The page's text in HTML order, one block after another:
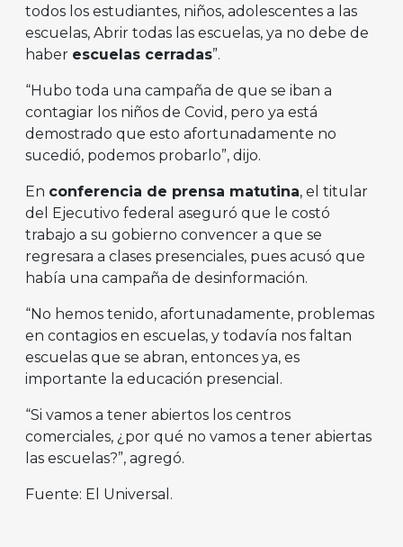
todos los estudiantes, niños, adolescentes a las
escuelas, Abrir todas las escuelas, ya no debe de
haber escuelas cerradas”.
“Hubo toda una campaña de que se iban a
contagiar los niños de Covid, pero ya está
demostrado que esto afortunadamente no
sucedió, podemos probarlo”, dijo.
En conferencia de prensa matutina, el titular
del Ejecutivo federal aseguró que le costó
trabajo a su gobierno convencer a que se
regresara a clases presenciales, pues acusó que
había una campaña de desinformación.
“No hemos tenido, afortunadamente, problemas
en contagios en escuelas, y todavía nos faltan
escuelas que se abran, entonces ya, es
importante la educación presencial.
“Si vamos a tener abiertos los centros
comerciales, ¿por qué no vamos a tener abiertas
las escuelas?”, agregó.
Fuente: El Universal.